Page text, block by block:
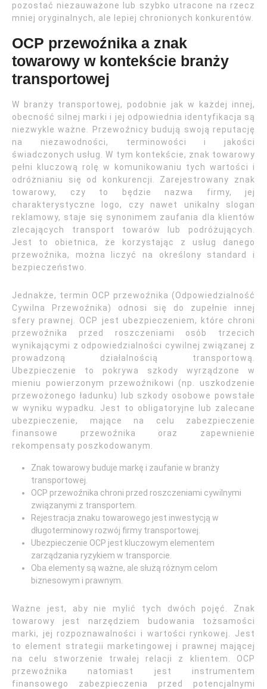
pozostać niezauważone lub szybko utracone na rzecz
mniej oryginalnych, ale lepiej chronionych konkurentów.
OCP przewoźnika a znak
towarowy w kontekście branży
transportowej
W branży transportowej, podobnie jak w każdej innej,
obecność silnej marki i jej odpowiednia identyfikacja są
niezwykle ważne. Przewoźnicy budują swoją reputację
na niezawodności, terminowości i jakości
świadczonych usług. W tym kontekście, znak towarowy
pełni kluczową rolę w komunikowaniu tych wartości i
odróżnianiu się od konkurencji. Zarejestrowany znak
towarowy, czy to będzie nazwa firmy, jej
charakterystyczne logo, czy nawet unikalny slogan
reklamowy, staje się synonimem zaufania dla klientów
zlecających transport towarów lub podróżujących.
Jest to obietnica, że korzystając z usług danego
przewoźnika, można liczyć na określony standard i
bezpieczeństwo.
Jednakże, termin OCP przewoźnika (Odpowiedzialność
Cywilna Przewoźnika) odnosi się do zupełnie innej
sfery prawnej. OCP jest ubezpieczeniem, które chroni
przewoźnika przed roszczeniami osób trzecich
wynikającymi z odpowiedzialności cywilnej związanej z
prowadzoną działalnością transportową.
Ubezpieczenie to pokrywa szkody wyrządzone w
mieniu powierzonym przewoźnikowi (np. uszkodzenie
przewożonego ładunku) lub szkody osobowe powstałe
w wyniku wypadku. Jest to obligatoryjne lub zalecane
ubezpieczenie, mające na celu zabezpieczenie
finansowe przewoźnika oraz zapewnienie
rekompensaty poszkodowanym.
Znak towarowy buduje markę i zaufanie w branży
transportowej.
OCP przewoźnika chroni przed roszczeniami cywilnymi
związanymi z transportem.
Rejestracja znaku towarowego jest inwestycją w
długoterminowy rozwój firmy transportowej.
Ubezpieczenie OCP jest kluczowym elementem
zarządzania ryzykiem w transporcie.
Oba elementy są ważne, ale służą różnym celom
biznesowym i prawnym.
Ważne jest, aby nie mylić tych dwóch pojęć. Znak
towarowy jest narzędziem budowania tożsamości
marki, jej rozpoznawalności i wartości rynkowej. Jest
to element strategii marketingowej i prawnej mającej
na celu stworzenie trwałej relacji z klientem. OCP
przewoźnika natomiast jest instrumentem
finansowego zabezpieczenia przed potencjalnymi